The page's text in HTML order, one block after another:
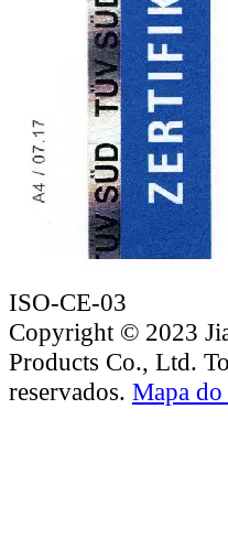
ISO-CE-03
Copyright © 2023
Products Co., Ltd.
reservados. Mapa do